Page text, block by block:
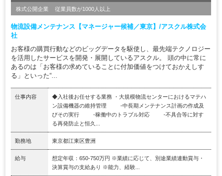
株式公開企業 従業員数が1000人以上
物流設備メンテナンス【マネージャー候補／東京】/アスクル株式会
社
お客様の購買行動などのビッグデータを駆使し、最先端テクノロジー
を活用したサービスを開発・展開しているアスクル。 頭の中に常に
あるのは「お客様の求めていることに付加価値をつけておかえしす
る」といった“...
仕事内容
◆入社後お任せする業務 ・大規模物流センターにおけるマテハ
ン設備機器の維持管理 -中長期メンテナンス計画の作成及
びその実行 -稼働中のトラブル対応 -不具合等に対す
る再発防止と恒久...
勤務地 東京都江東区豊洲
給与
想定年収：650-750万円 ※業績に応じて、別途業績連動賞与・
決算賞与の支給あり ※能力、経験...